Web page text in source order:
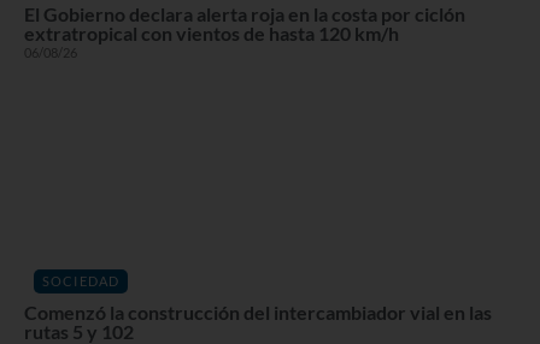
El Gobierno declara alerta roja en la costa por ciclón
extratropical con vientos de hasta 120 km/h
06/08/26
SOCIEDAD
Comenzó la construcción del intercambiador vial en las
rutas 5 y 102